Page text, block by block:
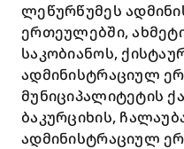
ლეწურწუმეს
ერთეულებში,
საკობიანოს,
ადმინისტრაციულ
მუნიციპალიტეტის
ბაკურციხის,
ადმინისტრაციულ